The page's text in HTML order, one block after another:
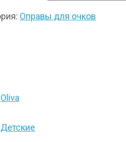
Оправы для очков
Oliva
Детские